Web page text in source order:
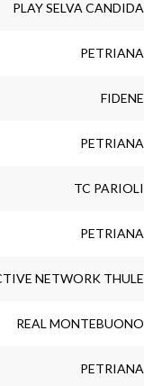
PLAY SELVA CANDIDA
PETRIANA
FIDENE
PETRIANA
TC PARIOLI
PETRIANA
NETWORK THULE
REAL MONTEBUONO
PETRIANA